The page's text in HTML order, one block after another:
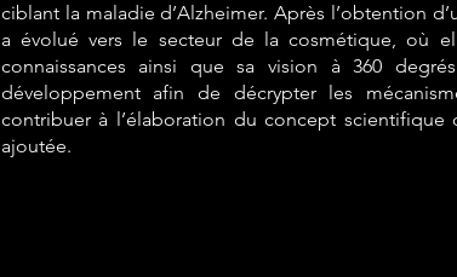
ciblant la maladie d’Alzheimer. Après l’obtention
a évolué vers le secteur de la cosmétique, où
connaissances ainsi que sa vision à 360
développement afin de décrypter les
contribuer à l’élaboration du concept scientifique
ajoutée.